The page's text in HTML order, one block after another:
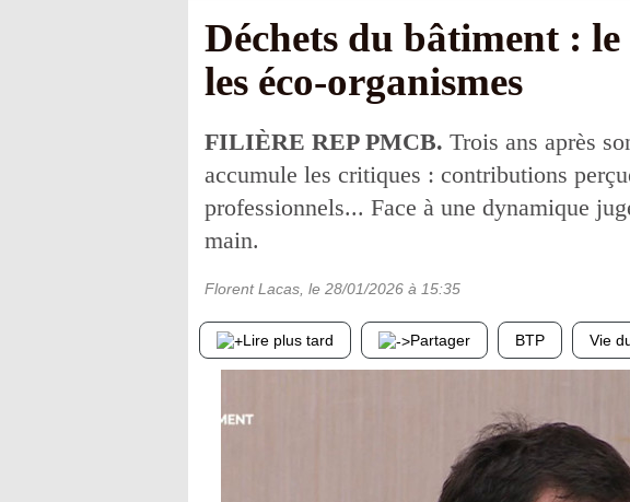
Déchets du bâtiment :
les éco-organismes
FILIÈRE REP PMCB. Trois ans après
accumule les critiques : contributions
professionnels... Face à une dynamique
main.
Florent Lacas , le 28/01/2026 à 15:35
Lire plus tard Partager BTP Vie